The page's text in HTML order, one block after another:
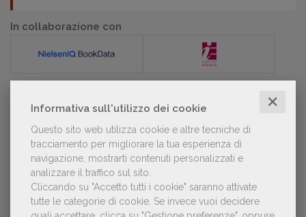
Informativa sull'utilizzo dei cookie ✕
Questo sito web utilizza cookie e altre tecniche di
tracciamento per migliorare la tua esperienza di
navigazione, mostrarti contenuti personalizzati e
analizzare il traffico sul sito.
Cliccando su "Accetto tutti i cookie" saranno attivate
tutte le categorie di cookie. Se invece vuoi decidere
In collaborazione con
POLTRONE
Laura Ballestra confermata presidente
dell’Associazione Italiana Biblioteche